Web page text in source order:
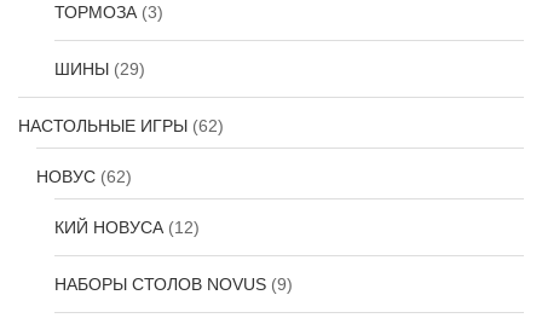
ТОРМОЗА (3)
ШИНЫ (29)
НАСТОЛЬНЫЕ ИГРЫ (62)
НОВУС (62)
КИЙ НОВУСА (12)
НАБОРЫ СТОЛОВ NOVUS (9)